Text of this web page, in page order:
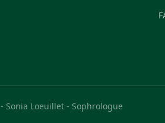
Sonia Loeuillet - Sophrologue